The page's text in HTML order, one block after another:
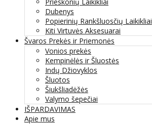
Dubenys
Popierinių Rankšluosčių Laikikliai
Kiti Virtuvės Aksesuarai
Švaros Prekės ir Priemonės
Vonios prekės
Kempinėlės ir Šluostės
Indų Džiovyklos
Šluotos
Šiukšliadėžės
Valymo šepečiai
IŠPARDAVIMAS
Apie mus